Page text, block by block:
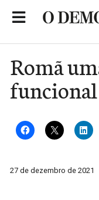
Romã
funcional
27 de dezembro de 2021